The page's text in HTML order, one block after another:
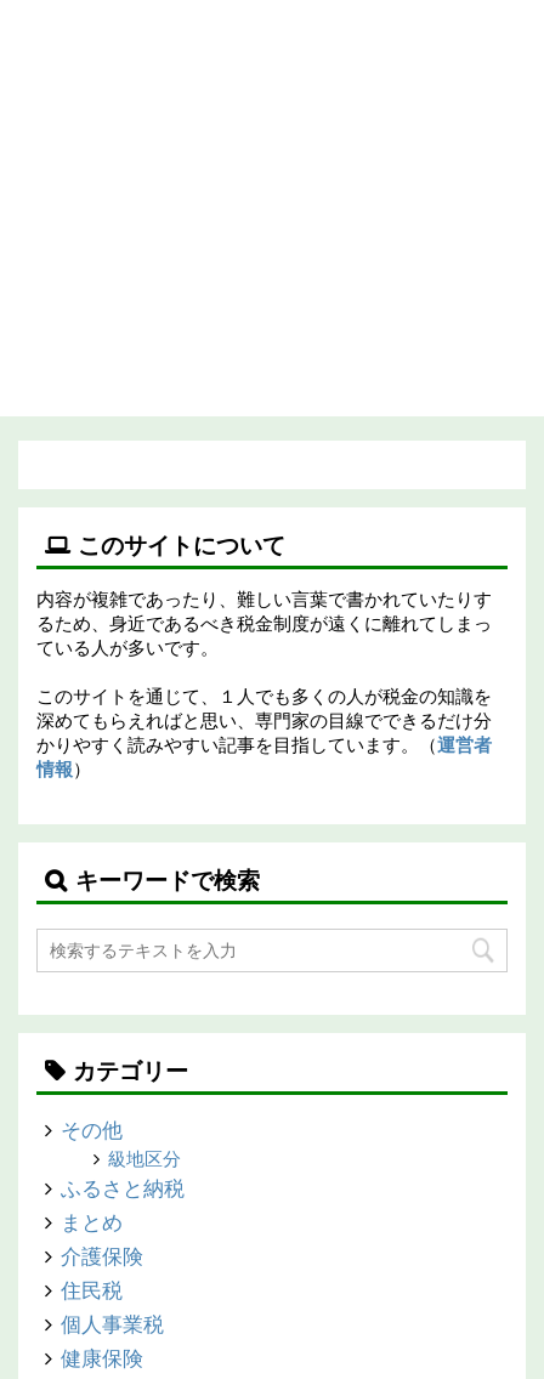
このサイトについて
内容が複雑であったり、難しい言葉で書かれていたりす
るため、身近であるべき税金制度が遠くに離れてしまっ
ている人が多いです。
このサイトを通じて、１人でも多くの人が税金の知識を
深めてもらえればと思い、専門家の目線でできるだけ分
かりやすく読みやすい記事を目指しています。（運営者
情報）
キーワードで検索
カテゴリー
その他
級地区分
ふるさと納税
まとめ
介護保険
住民税
個人事業税
健康保険